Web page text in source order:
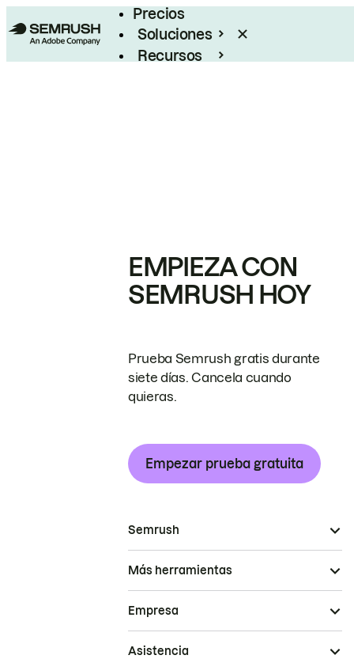
Precios
Soluciones
Recursos
EMPIEZA CON
SEMRUSH HOY
Prueba Semrush gratis durante
siete días. Cancela cuando
quieras.
Empezar prueba gratuita
Semrush
Más herramientas
Empresa
Asistencia